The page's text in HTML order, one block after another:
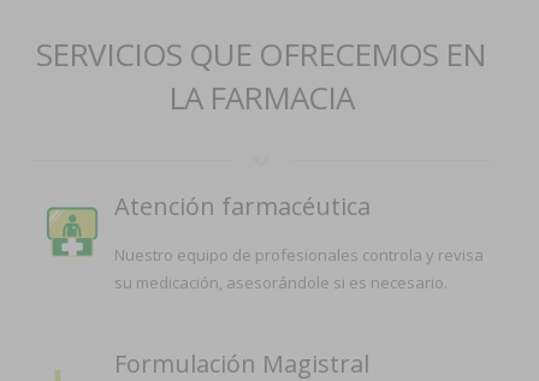
SERVICIOS QUE OFRECEMOS EN
LA FARMACIA
Atención farmacéutica
Nuestro equipo de profesionales controla y revisa
su medicación, asesorándole si es necesario.
Formulación Magistral